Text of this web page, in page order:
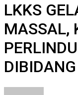
LKKS
MASSAL,